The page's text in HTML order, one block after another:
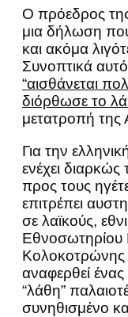
Ο πρόεδρος
μια δήλωση
και ακόμα
Συνοπτικά
“αισθάνεται
διόρθωσε το
μετατροπή της
Για την
ενέχει
προς τους
επιτρέπει
σε λαϊκούς,
Κολοκοτρώνης
αναφερθεί
“λάθη”
συνηθισμένο